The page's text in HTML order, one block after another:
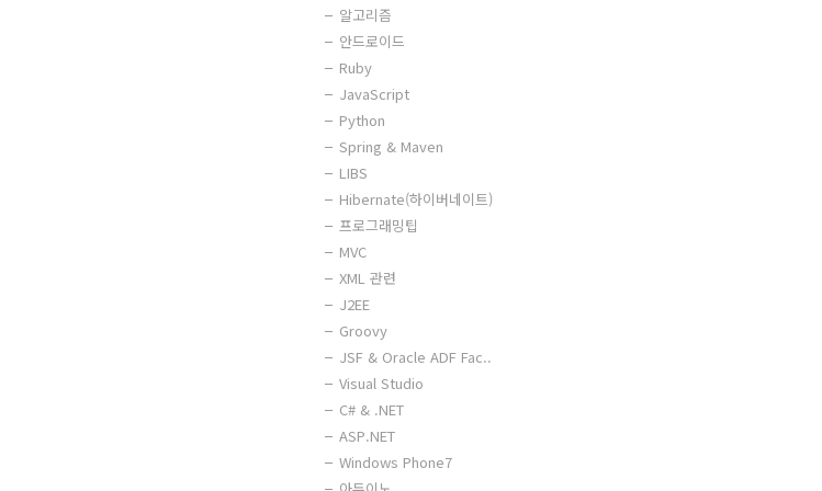
알고리즘
안드로이드
Ruby
JavaScript
Python
Spring & Maven
LIBS
Hibernate(하이버네이트)
프로그래밍팁
MVC
XML 관련
J2EE
Groovy
JSF & Oracle ADF Fac..
Visual Studio
C# & .NET
ASP.NET
Windows Phone7